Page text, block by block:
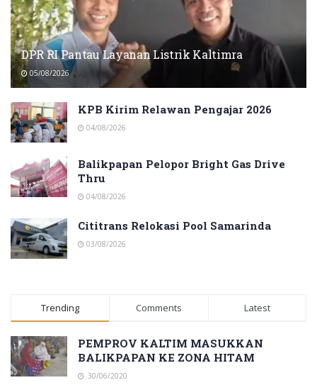
DPR RI Pantau Layanan Listrik Kaltimra
05/08/2026
KPB Kirim Relawan Pengajar 2026
04/08/2026
Balikpapan Pelopor Bright Gas Drive
Thru
04/08/2026
Cititrans Relokasi Pool Samarinda
03/08/2026
Trending Comments Latest
PEMPROV KALTIM MASUKKAN
BALIKPAPAN KE ZONA HITAM
30/06/2020